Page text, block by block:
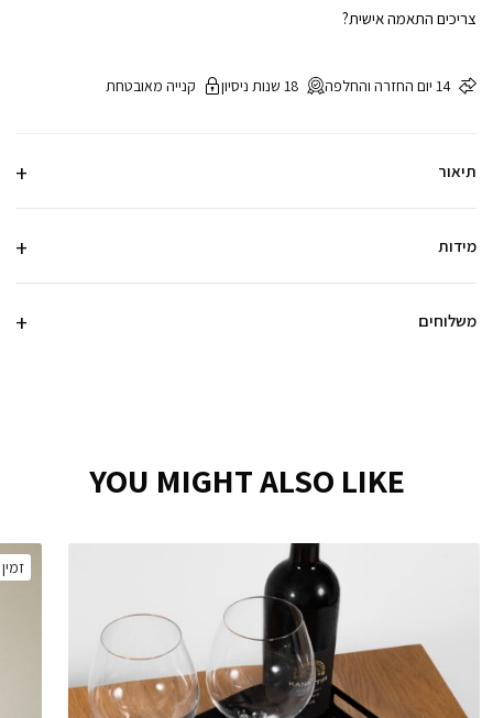
צריכים התאמה אישית?
14 יום החזרה והחלפה 18 שנות ניסיון קנייה מאובטחת
תיאור
מידות
משלוחים
YOU MIGHT ALSO LIKE